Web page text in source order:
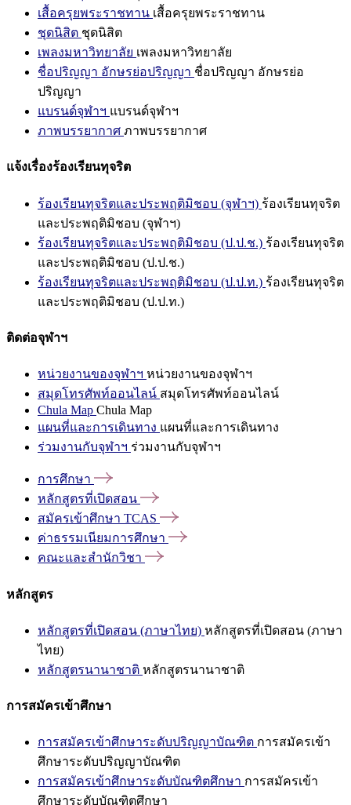
เสื้อครุยพระราชทาน เสื้อครุยพระราชทาน
ชุดนิสิต ชุดนิสิต
เพลงมหาวิทยาลัย เพลงมหาวิทยาลัย
ชื่อปริญญา อักษรย่อปริญญา ชื่อปริญญา อักษรย่อ
ปริญญา
แบรนด์จุฬาฯ แบรนด์จุฬาฯ
ภาพบรรยากาศ ภาพบรรยากาศ
แจ้งเรื่องร้องเรียนทุจริต
ร้องเรียนทุจริตและประพฤติมิชอบ (จุฬาฯ) ร้องเรียนทุจริต
และประพฤติมิชอบ (จุฬาฯ)
ร้องเรียนทุจริตและประพฤติมิชอบ (ป.ป.ช.) ร้องเรียนทุจริต
และประพฤติมิชอบ (ป.ป.ช.)
ร้องเรียนทุจริตและประพฤติมิชอบ (ป.ป.ท.) ร้องเรียนทุจริต
และประพฤติมิชอบ (ป.ป.ท.)
ติดต่อจุฬาฯ
หน่วยงานของจุฬาฯ หน่วยงานของจุฬาฯ
สมุดโทรศัพท์ออนไลน์ สมุดโทรศัพท์ออนไลน์
Chula Map Chula Map
แผนที่และการเดินทาง แผนที่และการเดินทาง
ร่วมงานกับจุฬาฯ ร่วมงานกับจุฬาฯ
การศึกษา
หลักสูตรที่เปิดสอน
สมัครเข้าศึกษา TCAS
ค่าธรรมเนียมการศึกษา
คณะและสำนักวิชา
หลักสูตร
หลักสูตรที่เปิดสอน (ภาษาไทย) หลักสูตรที่เปิดสอน (ภาษา
ไทย)
หลักสูตรนานาชาติ หลักสูตรนานาชาติ
การสมัครเข้าศึกษา
การสมัครเข้าศึกษาระดับปริญญาบัณฑิต การสมัครเข้า
ศึกษาระดับปริญญาบัณฑิต
การสมัครเข้าศึกษาระดับบัณฑิตศึกษา การสมัครเข้า
ศึกษาระดับบัณฑิตศึกษา